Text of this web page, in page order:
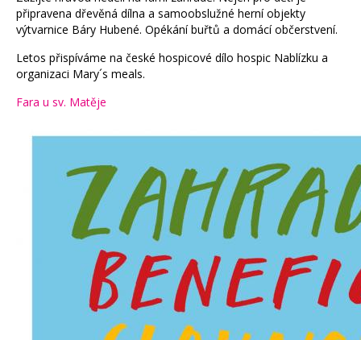
připravena dřevěná dílna a samoobslužné herní objekty
výtvarnice Báry Hubené. Opékání buřtů a domácí občerstvení.
Letos přispíváme na české hospicové dílo hospic Nablízku a
organizaci Mary´s meals.
Fara u sv. Matěje